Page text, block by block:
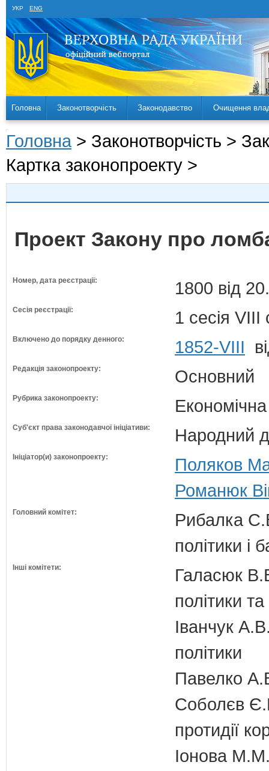
УКР ENG
Головна Законотворчість Законодавство Очищення
Головна > Законотворчість >
Картка законопроекту >
Проект Закону про
Номер, дата реєстрації: 1800 від
Сесія реєстрації: 1 сесія VIII
Включено до порядку денного: 1852-VIII
Редакція законопроекту: Основний
Рубрика законопроекту:
Суб'єкт права законодавчої ініціативи: Народний
Ініціатор(и) законопроекту:
Поляков
Романюк
Головний комітет:
Рибалка
політики і
Інші комітети:
Галасюк
політики
Іванчук
політики
Павелко
Соболєв
протидії
Іонова М.М.